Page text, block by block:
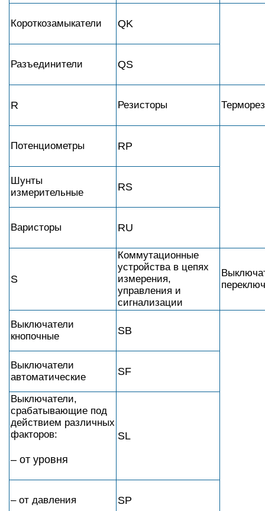
Короткозамыкатели QK
Разъединители QS
R Резисторы
Потенциометры RP
Шунты
измерительные
RS
Варисторы RU
S
Коммутационные
устройства в цепях
измерения,
управления и
сигнализации
Выключатели
кнопочные
SB
Выключатели
автоматические
SF
Выключатели,
срабатывающие под
действием различных
факторов:
– от уровня
SL
– от давления SP